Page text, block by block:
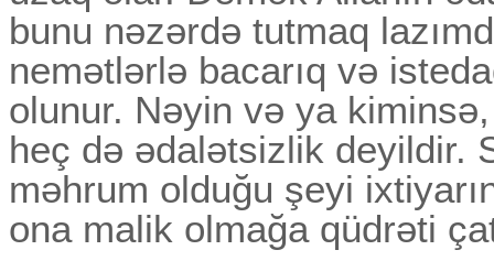
bunu nəzərdə tutmaq
nemətlərlə bacarıq və
olunur. Nəyin və ya
heç də ədalətsizlik deyildir.
məhrum olduğu şeyi
ona malik olmağa qüdrəti